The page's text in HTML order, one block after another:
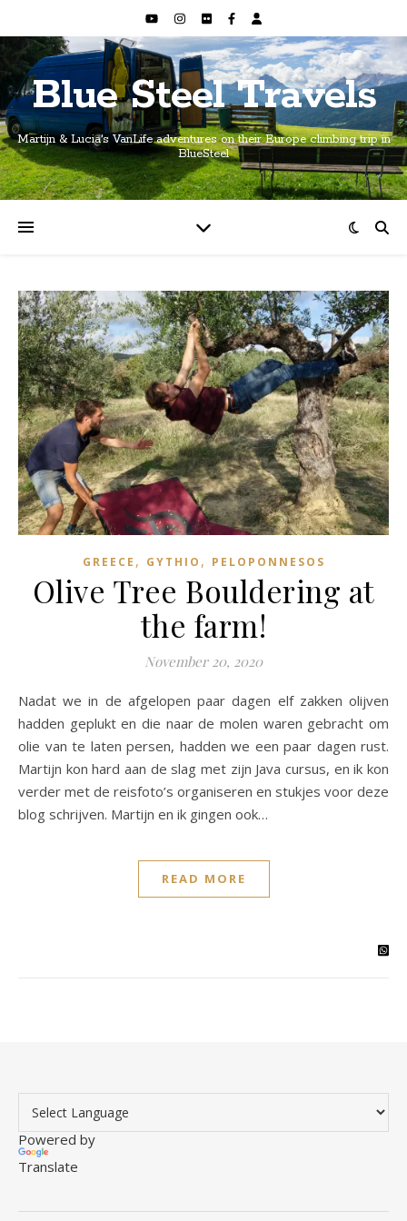
Blue Steel Travels
Martijn & Lucia's VanLife adventures on their Europe climbing trip in
BlueSteel
GREECE , GYTHIO , PELOPONNESOS
Olive Tree Bouldering at
the farm!
November 20, 2020
Nadat we in de afgelopen paar dagen elf zakken olijven
hadden geplukt en die naar de molen waren gebracht om
olie van te laten persen, hadden we een paar dagen rust.
Martijn kon hard aan de slag met zijn Java cursus, en ik kon
verder met de reisfoto’s organiseren en stukjes voor deze
blog schrijven. Martijn en ik gingen ook…
READ MORE
Powered by
Translate